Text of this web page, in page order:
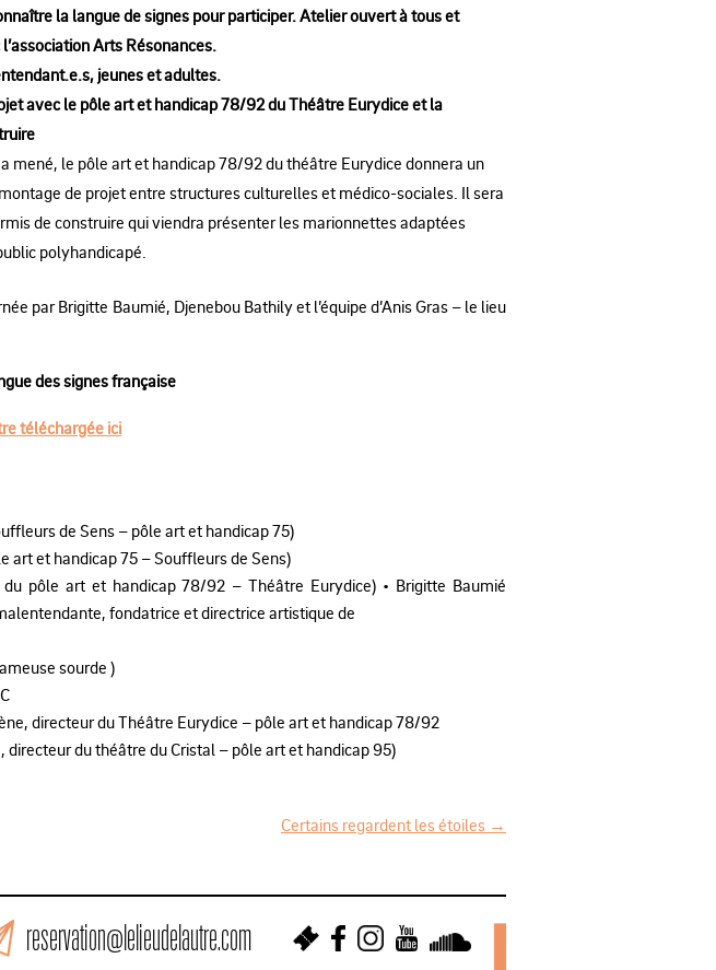
la langue de signes pour participer. Atelier ouvert à tous et
Arts Résonances.
jeunes et adultes.
avec le pôle art et handicap 78/92 du Théâtre Eurydice et la
mené, le pôle art et handicap 78/92 du théâtre Eurydice donnera un
de projet entre structures culturelles et médico-sociales. Il sera
de construire qui viendra présenter les marionnettes adaptées
polyhandicapé.
par Brigitte Baumié, Djenebou Bathily et l’équipe d’Anis Gras – le lieu
des signes française
téléchargée ici
de Sens – pôle art et handicap 75)
art et handicap75 – Souffleurs de Sens)
du pôle art et handicap 78/92 – Théâtre Eurydice) • Brigitte Baumié
fondatrice et directrice artistique de
sourde )
directeur du Théâtre Eurydice – pôle art et handicap78/92
directeur du théâtre duCristal – pôle art et handicap 95)
Certains regardent les étoiles →
reservation@lelieudelautre.com